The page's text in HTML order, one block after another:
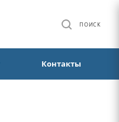
ПОИСК
Контакты